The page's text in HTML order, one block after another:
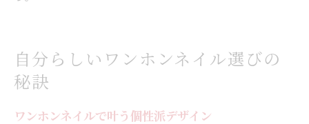
自分らしいワンホンネイル選びの
秘訣
ワンホンネイルで叶う個性派デザイン